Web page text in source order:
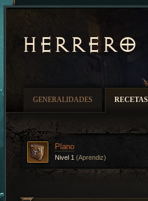
HERRERO
GENERALIDADES RECETAS
Plano
Nivel 1 (Aprendiz)